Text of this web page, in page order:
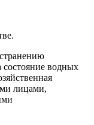
состояние водных
лицами,